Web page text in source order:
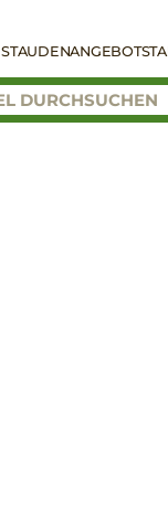
STAUDENANGEBOT